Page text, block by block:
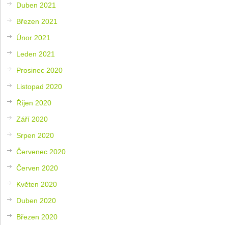
Duben 2021
Březen 2021
Únor 2021
Leden 2021
Prosinec 2020
Listopad 2020
Říjen 2020
Září 2020
Srpen 2020
Červenec 2020
Červen 2020
Květen 2020
Duben 2020
Březen 2020